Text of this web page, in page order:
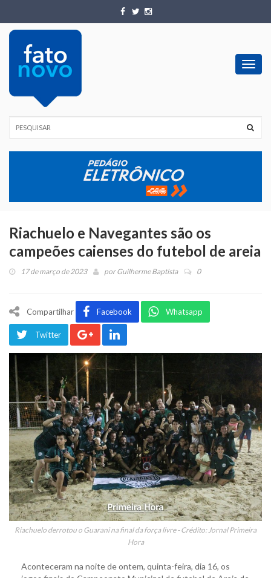
Riachuelo e Navegantes são os
campeões caienses do futebol de areia
17 de março de 2023 porGuilherme Baptista 0
Compartilhar Facebook Whatsapp
Twitter
Riachuelo derrotou o Guarani na final da força livre - Crédito: Jornal Primeira
Hora
Aconteceram na noite de ontem, quinta-feira, dia 16, os